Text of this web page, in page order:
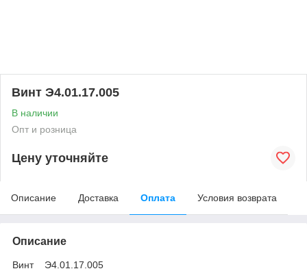
Винт Э4.01.17.005
В наличии
Опт и розница
Цену уточняйте
Описание Доставка Оплата Условия возврата
Описание
Винт Э4.01.17.005